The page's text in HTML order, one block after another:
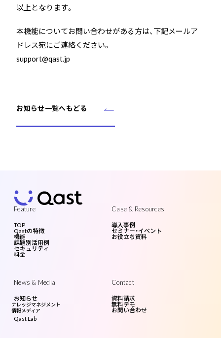
以上となります。
本機能についてお問い合わせがある方は、下記メールア
ドレス宛にご連絡ください。
support@qast.jp
お知らせ一覧へもどる
Feature
TOP
Qastの特徴
機能
課題別活用例
セキュリティ
料金
Case & Resources
導入事例
セミナー・イベント
お役立ち資料
News & Media
お知らせ
ナレッジマネジメント
情報メディア
Qast Lab
Contact
資料請求
無料デモ
お問い合わせ